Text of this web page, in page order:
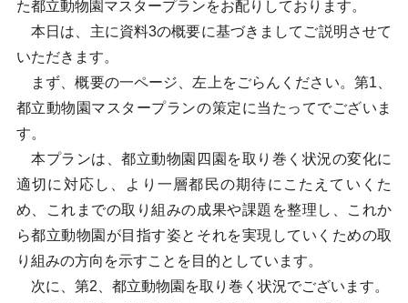
た都立動物園マスタープランをお配りしております。
本日は、主に資料3の概要に基づきましてご説明させて
いただきます。
まず、概要の一ページ、左上をごらんください。第1、
都立動物園マスタープランの策定に当たってでございま
す。
本プランは、都立動物園四園を取り巻く状況の変化に
適切に対応し、より一層都民の期待にこたえていくた
め、これまでの取り組みの成果や課題を整理し、これか
ら都立動物園が目指す姿とそれを実現していくための取
り組みの方向を示すことを目的としています。
次に、第2、都立動物園を取り巻く状況でございます。